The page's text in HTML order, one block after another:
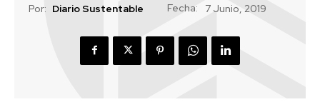
Por: Diario Sustentable Fecha: 7 Junio, 2019